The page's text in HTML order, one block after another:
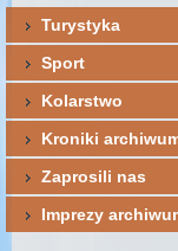
Turystyka
Sport
Kolarstwo
Kroniki
Zaprosili nas
Imprezy